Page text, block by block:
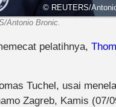
© REUTERS/
Antonio Bronic.
pelatihnya,
Tuchel, usai
Zagreb, Kamis (07/